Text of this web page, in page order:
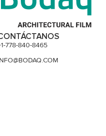
778-840-8465